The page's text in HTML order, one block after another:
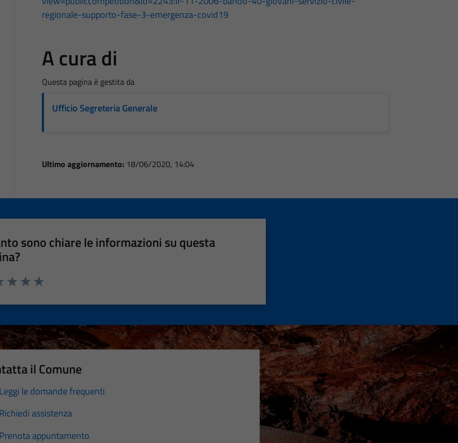
regionale-supporto-fase-3-emergenza-covid19
A cura di
Questa pagina è gestita da
Ufficio Segreteria Generale
Ultimo aggiornamento: 18/06/2020, 14:04
sono chiare le informazioni su questa
il Comune
Leggi le domande frequenti
Richiedi assistenza
Prenota appuntamento